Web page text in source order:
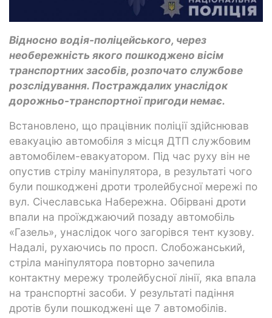
Відносно водія-поліцейського, через
необережність якого пошкоджено вісім
транспортних засобів, розпочато службове
розслідування. Постраждалих унаслідок
дорожньо-транспортної пригоди немає.
Встановлено, що працівник поліції здійснював
евакуацію автомобіля з місця ДТП службовим
автомобілем-евакуатором. Під час руху він не
опустив стрілу маніпулятора, в результаті чого
були пошкоджені дроти тролейбусної мережі по
вул. Січеславська Набережна. Обірвані дроти
впали на проїжджаючий позаду автомобіль
«Газель», унаслідок чого загорівся тент кузову.
Надалі, рухаючись по просп. Слобожанський,
стріла маніпулятора повторно зачепила
контактну мережу тролейбусної лінії, яка впала
на транспортні засоби. У результаті падіння
дротів були пошкоджені ще 7 автомобілів.